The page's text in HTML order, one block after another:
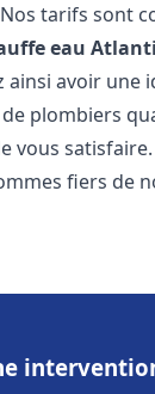
tarifs sont
eau
avoir une
plombiers
vous
fiers de